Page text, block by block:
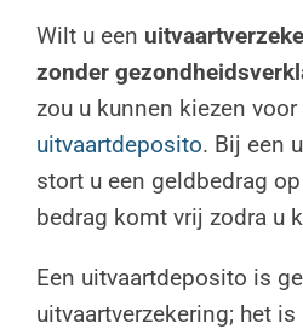
Wilt u een
zonder
zou u kunnen kiezen voor
uitvaartdeposito. Bij een
stort u een geldbedrag
bedrag komt vrij zodra u
Een uitvaartdeposito is
uitvaartverzekering; het